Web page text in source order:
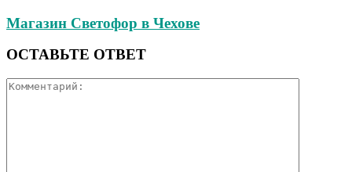
Магазин Светофор в Чехове
ОСТАВЬТЕ ОТВЕТ